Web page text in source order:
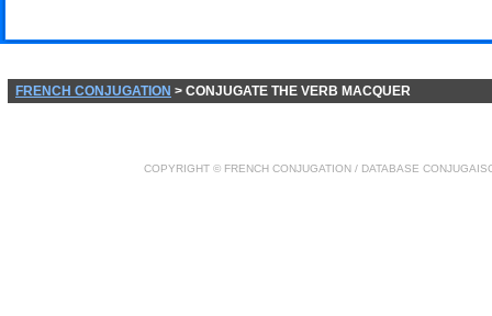
FRENCH CONJUGATION > CONJUGATE THE VERB MACQUER
COPYRIGHT © FRENCH CONJUGATION / DATABASE